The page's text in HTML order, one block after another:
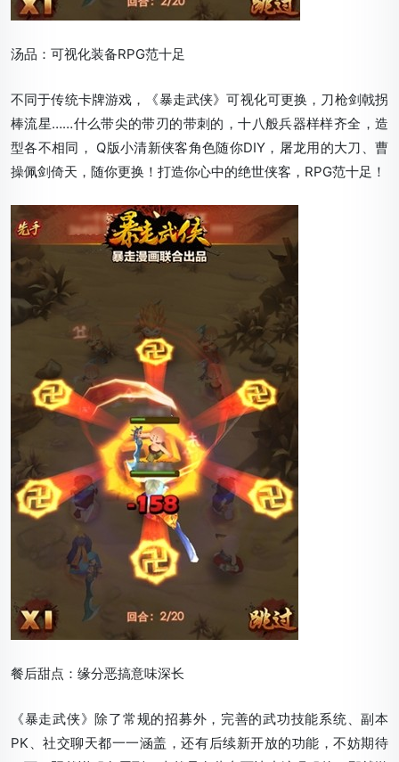
汤品：可视化装备RPG范十足
不同于传统卡牌游戏，《暴走武侠》可视化可更换，刀枪剑戟拐
棒流星……什么带尖的带刃的带刺的，十八般兵器样样齐全，造
型各不相同， Q版小清新侠客角色随你DIY，屠龙用的大刀、曹
操佩剑倚天，随你更换！打造你心中的绝世侠客，RPG范十足！
餐后甜点：缘分恶搞意味深长
《暴走武侠》除了常规的招募外，完善的武功技能系统、副本
PK、社交聊天都一一涵盖，还有后续新开放的功能，不妨期待